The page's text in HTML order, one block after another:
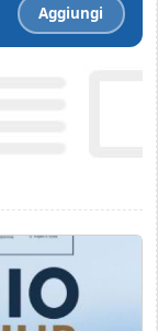
Aggiungi